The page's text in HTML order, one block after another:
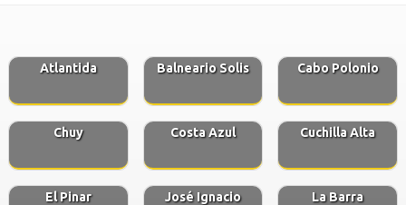
Atlantida Balneario Solis Cabo Polonio
Chuy Costa Azul Cuchilla Alta
El Pinar José Ignacio La Barra